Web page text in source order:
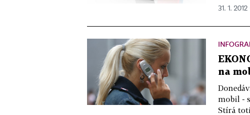
31. 1.
na
mobil -
Stírá